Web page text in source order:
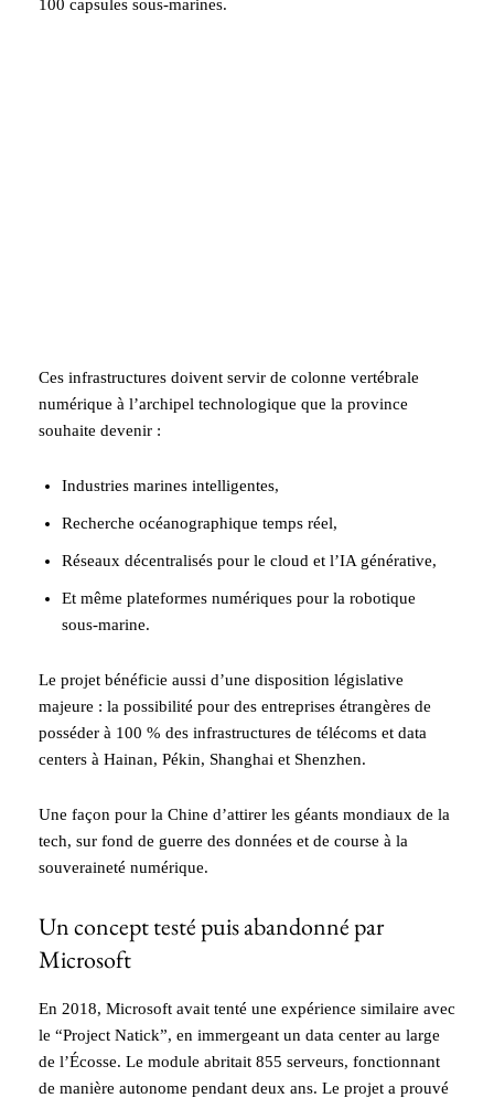
100 capsules sous-marines.
Ces infrastructures doivent servir de colonne vertébrale
numérique à l’archipel technologique que la province
souhaite devenir :
Industries marines intelligentes,
Recherche océanographique temps réel,
Réseaux décentralisés pour le cloud et l’IA générative,
Et même plateformes numériques pour la robotique
sous-marine.
Le projet bénéficie aussi d’une disposition législative
majeure : la possibilité pour des entreprises étrangères de
posséder à 100 % des infrastructures de télécoms et data
centers à Hainan, Pékin, Shanghai et Shenzhen.
Une façon pour la Chine d’attirer les géants mondiaux de la
tech, sur fond de guerre des données et de course à la
souveraineté numérique.
Un concept testé puis abandonné par
Microsoft
En 2018, Microsoft avait tenté une expérience similaire avec
le “Project Natick”, en immergeant un data center au large
de l’Écosse. Le module abritait 855 serveurs, fonctionnant
de manière autonome pendant deux ans. Le projet a prouvé